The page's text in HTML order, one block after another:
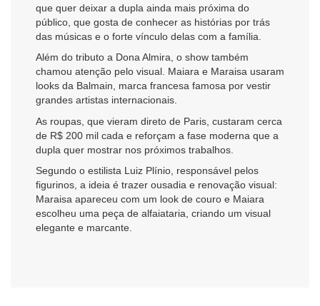
que quer deixar a dupla ainda mais próxima do
público, que gosta de conhecer as histórias por trás
das músicas e o forte vínculo delas com a família.
Além do tributo a Dona Almira, o show também
chamou atenção pelo visual. Maiara e Maraisa usaram
looks da Balmain, marca francesa famosa por vestir
grandes artistas internacionais.
As roupas, que vieram direto de Paris, custaram cerca
de R$ 200 mil cada e reforçam a fase moderna que a
dupla quer mostrar nos próximos trabalhos.
Segundo o estilista Luiz Plínio, responsável pelos
figurinos, a ideia é trazer ousadia e renovação visual:
Maraisa apareceu com um look de couro e Maiara
escolheu uma peça de alfaiataria, criando um visual
elegante e marcante.